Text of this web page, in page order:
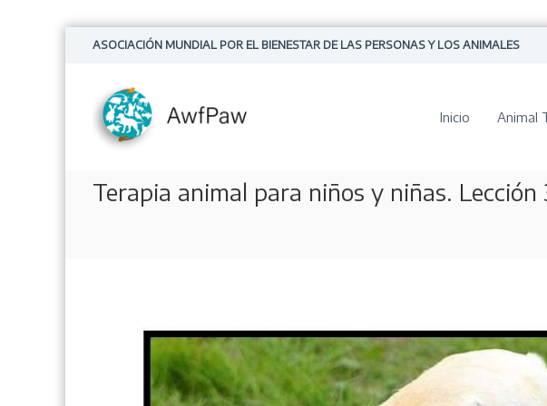
ASOCIACIÓN MUNDIAL POR EL BIENESTAR DE LAS PERSONAS Y LOS ANIMALES
Inicio Animal
Terapia animal para niños y niñas.